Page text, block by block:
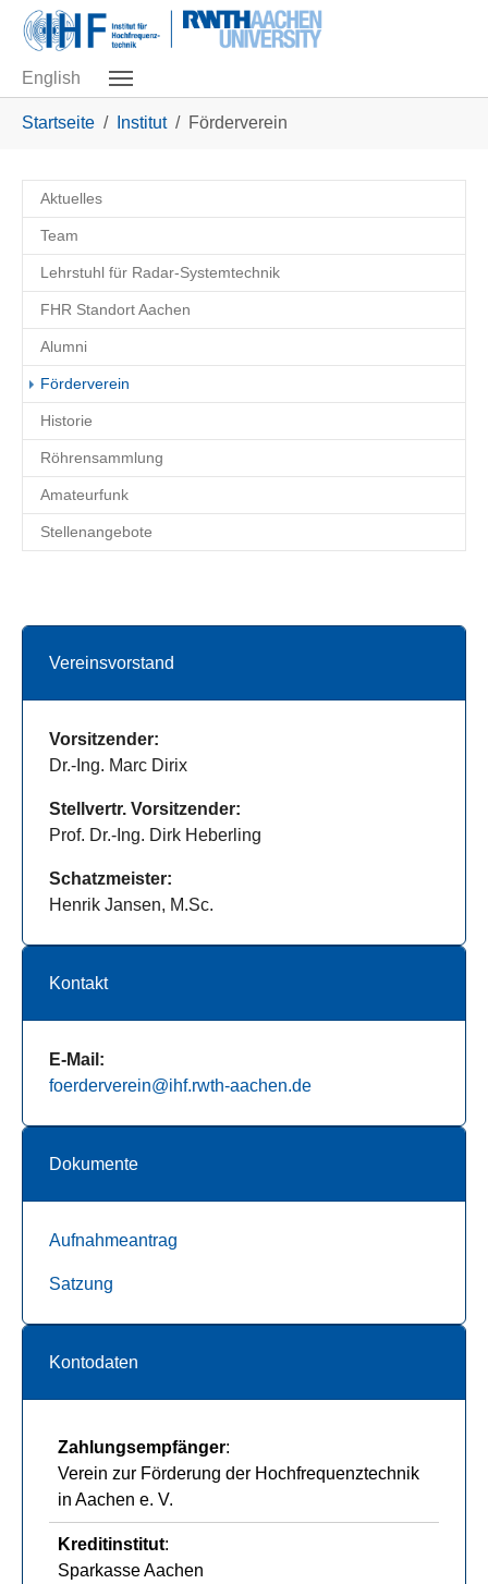
Skip to main navigation
Zum Hauptinhalt springen
Skip to page footer
English
Startseite Institut Förderverein
Aktuelles
Team
Lehrstuhl für Radar-Systemtechnik
FHR Standort Aachen
Alumni
Förderverein
Historie
Röhrensammlung
Amateurfunk
Stellenangebote
Vereinsvorstand
Vorsitzender:
Dr.-Ing. Marc Dirix
Stellvertr. Vorsitzender:
Prof. Dr.-Ing. Dirk Heberling
Schatzmeister:
Henrik Jansen, M.Sc.
Kontakt
E-Mail:
foerderverein@ihf.rwth-aachen.de
Dokumente
Aufnahmeantrag
Satzung
Kontodaten
Zahlungsempfänger:
Verein zur Förderung der Hochfrequenztechnik
in Aachen e. V.
Kreditinstitut:
Sparkasse Aachen